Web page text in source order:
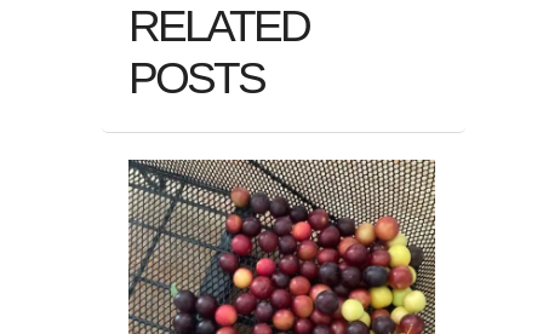
RELATED
POSTS